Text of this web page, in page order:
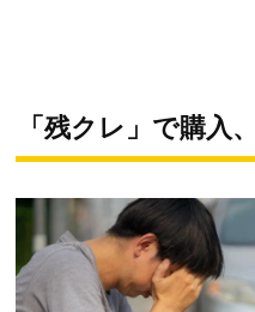
「残クレ」で購